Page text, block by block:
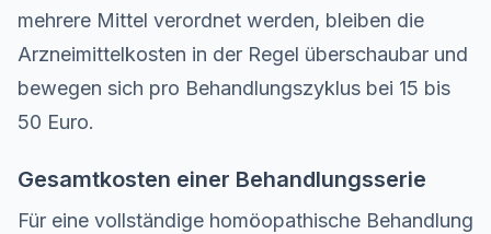
mehrere Mittel verordnet werden, bleiben die
Arzneimittelkosten in der Regel überschaubar und
bewegen sich pro Behandlungszyklus bei 15 bis
50 Euro.
Gesamtkosten einer Behandlungsserie
Für eine vollständige homöopathische Behandlung